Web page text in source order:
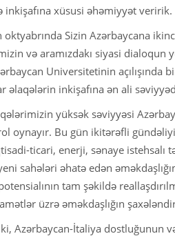
inkişafına xüsusi əhəmiyyət veririk.
oktyabrında Sizin Azərbaycana
və aramızdakı siyasi dialoqun
Universitetinin açılışında
əlaqələrin inkişafına ən ali
yüksək səviyyəsi
oynayır. Bu gün ikitərəfli
ticari, enerji, sənaye istehsalı
sahələri əhatə edən
tam şəkildə
üzrə əməkdaşlığın
Azərbaycan-İtaliya dostluğunun